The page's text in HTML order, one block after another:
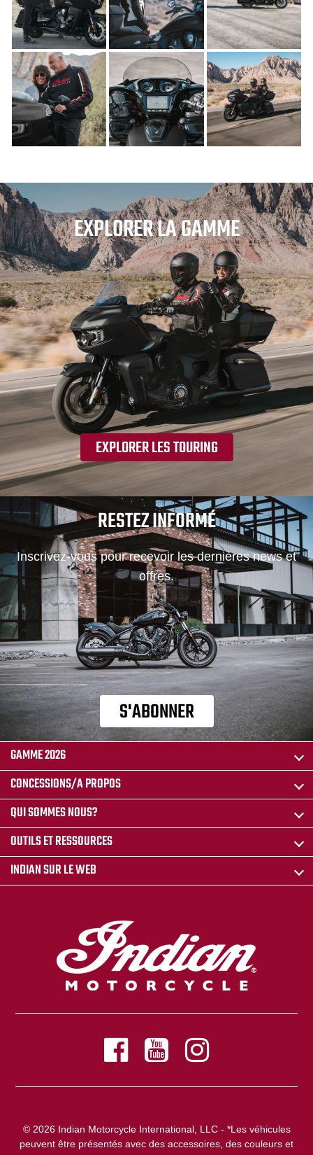
EXPLORER LA GAMME
EXPLORER LES TOURING
RESTEZ INFORMÉ
Inscrivez-vous pour recevoir les dernières news et
offres.
S'ABONNER
GAMME 2026
CONCESSIONS/A PROPOS
QUI SOMMES NOUS?
OUTILS ET RESSOURCES
INDIAN SUR LE WEB
© 2026 Indian Motorcycle International, LLC - *Les véhicules
peuvent être présentés avec des accessoires, des couleurs et